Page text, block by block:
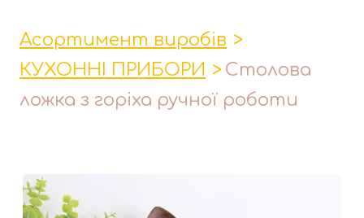
Лавки│Табурети│Столи
Асортимент виробів
КУХОННІ ПРИБОРИ
Столова
ложка з горіха ручної роботи